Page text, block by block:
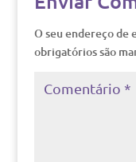
O seu endereço de
obrigatórios são